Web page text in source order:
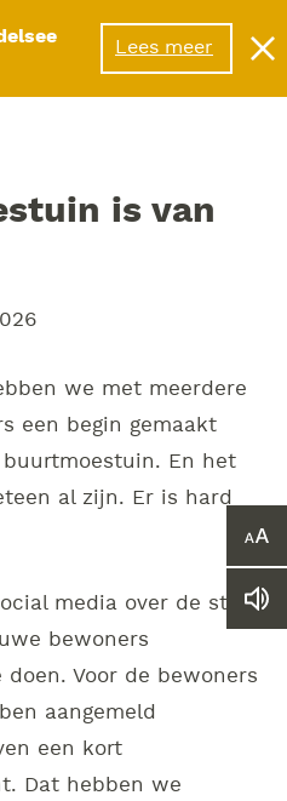
Lees meer
Menu
of
is van
we met meerdere
een begin gemaakt
En het
al zijn. Er is hard
media over de start
bewoners
doen. Voor de bewoners
aangemeld
een kort
Dat hebben we